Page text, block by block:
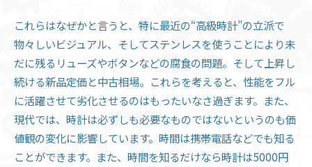
これらはなぜかと言うと、特に最近の“高級時計”の立派で
物々しいビジュアル、そしてステンレスを使うことにより未
だに残るリューズやボタンなどの腐食の問題。そして上昇し
続ける新品定価と中古相場。これらを考えると、性能をフル
に活躍させて劣化させるのはもったいなさ過ぎます。また、
現代では、時計は必ずしも必要なものではないというのも価
値観の変化に影響しています。時間は携帯電話などでも知る
ことができます。また、時間を知るだけなら時計は5000円